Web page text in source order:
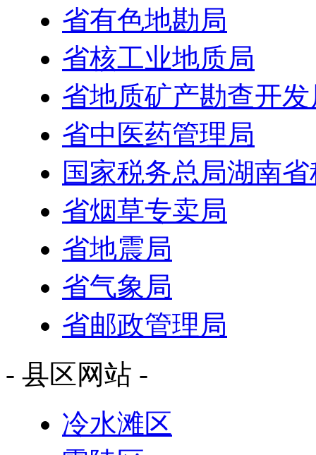
省有色地勘局
省核工业地质局
省地质矿产勘查开发
省中医药管理局
国家税务总局湖南
省烟草专卖局
省地震局
省气象局
省邮政管理局
- 县区网站 -
冷水滩区